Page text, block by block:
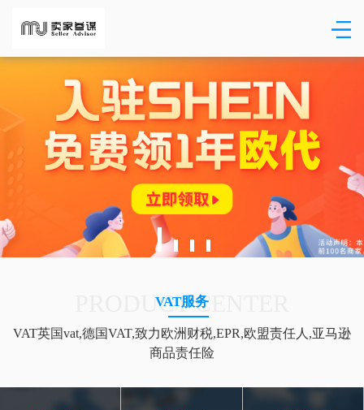
PRODUCT CENTER
VAT服务
VAT英国vat,德国VAT,致力欧洲财税,EPR,欧盟责任人,亚马逊
商品责任险